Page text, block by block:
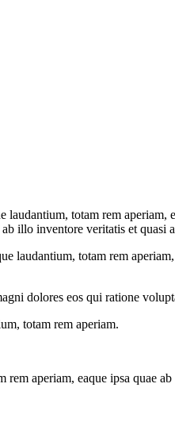
totam rem
illo inventore veritatis et quasi
laudantium, totam rem
dolores eos qui ratione
totam rem aperiam.
aperiam, eaque ipsa quae